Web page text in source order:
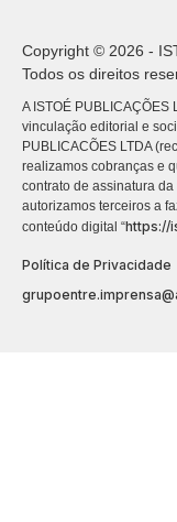
Copyright © 2026 -
Todos os direitos
A ISTOÉ
vinculação editorial e
PUBLICACÕES LTDA
realizamos cobranças e
contrato de assinatura
autorizamos terceiros a
conteúdo digital “https://
Política de Privacidade